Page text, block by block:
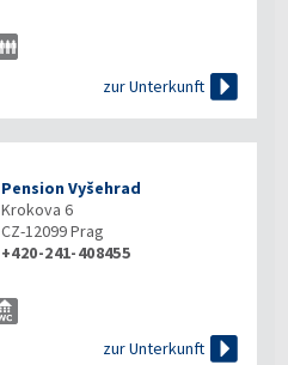
zur Unterkunft 
Pension Vyšehrad
Krokova 6
CZ-12099Prag
+420-241-408455
zur Unterkunft 